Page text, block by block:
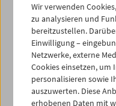
Wir verwenden
zu analysieren und
bereitzustellen.
Einwilligung –
Netzwerke, externe
Cookies einsetzen, um
personalisieren sowie
auszuwerten. Diese
erhobenen Daten mit